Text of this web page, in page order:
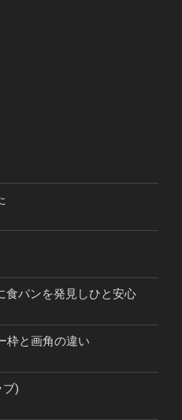
パンを発見しひと安心
枠と画角の違い
ブ)